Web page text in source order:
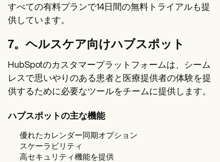
すべての有料プランで14日間の無料トライアルも提
供しています。
7。ヘルスケア向けハブスポット
HubSpotのカスタマープラットフォームは、シーム
レスで思いやりのある患者と医療提供者の体験を提
供するために必要なツールをチームに提供します。
ハブスポットの主な機能
優れたカレンダー同期オプション
スケーラビリティ
高セキュリティ機能を提供